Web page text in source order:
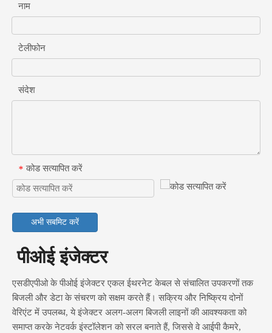
नाम
टेलीफोन
संदेश
* कोड सत्यापित करें
अभी सबमिट करें
पीओई इंजेक्टर
एसडीएपीओ के पीओई इंजेक्टर एकल ईथरनेट केबल से संचालित उपकरणों तक
बिजली और डेटा के संचरण को सक्षम करते हैं। सक्रिय और निष्क्रिय दोनों
वेरिएंट में उपलब्ध, ये इंजेक्टर अलग-अलग बिजली लाइनों की आवश्यकता को
समाप्त करके नेटवर्क इंस्टॉलेशन को सरल बनाते हैं, जिससे वे आईपी कैमरे,